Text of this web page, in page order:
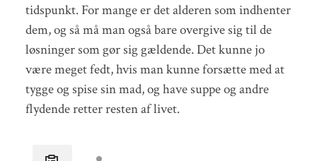
tidspunkt. For mange er det alderen som indhenter
dem, og så må man også bare overgive sig til de
løsninger som gør sig gældende. Det kunne jo
være meget fedt, hvis man kunne forsætte med at
tygge og spise sin mad, og have suppe og andre
flydende retter resten af livet.